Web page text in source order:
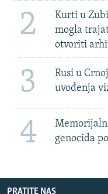
2
Kurti u
mogla
otvoriti
3
Rusi u
uvođenja
4
genocida
PRATITE NAS